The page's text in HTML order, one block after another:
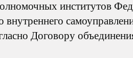
институтов
Договору